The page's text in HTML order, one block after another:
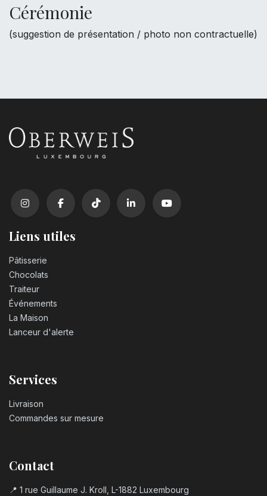
Cérémonie
(suggestion de présentation / photo non contractuelle)
Liens utiles
Pâtisserie
Chocolats
Traiteur
Événements
La Maison
Lanceur d'alerte
Services
Livraison
Commandes sur mesure
Contact
📍 1 rue Guillaume J. Kroll, L-1882 Luxembourg